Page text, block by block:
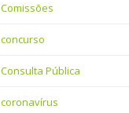
Comissões
concurso
Consulta Pública
coronavírus